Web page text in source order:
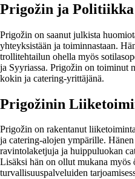
Prigožin ja Politiikka
Prigožin on saanut julkista
yhteyksistään ja toiminnastaan.
trollitehtailun ohella myös
ja Syyriassa. Prigožin on toiminut
kokin ja catering-yrittäjänä.
Prigožinin
Prigožin on rakentanut
ja catering-alojen ympärille.
ravintolaketjuja ja huippuluokan
Lisäksi hän on ollut mukana myös
turvallisuuspalveluiden